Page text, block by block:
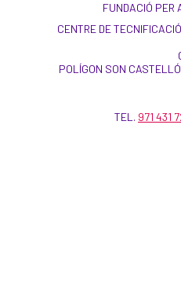
FUNDACIÓ PER
CENTRE DE
POLÍGON SON
TEL. 971 431